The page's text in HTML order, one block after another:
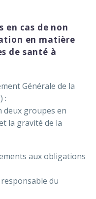
en cas de non
en matière
de santé à
Générale de la
:
deux groupes en
la gravité de la
aux obligations
du